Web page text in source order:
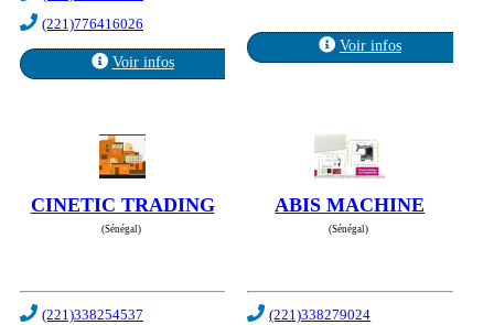
(221)776416026
Voir infos
Voir infos
CINETIC TRADING
(Sénégal)
(221)338254537
ABIS MACHINE
(Sénégal)
(221)338279024